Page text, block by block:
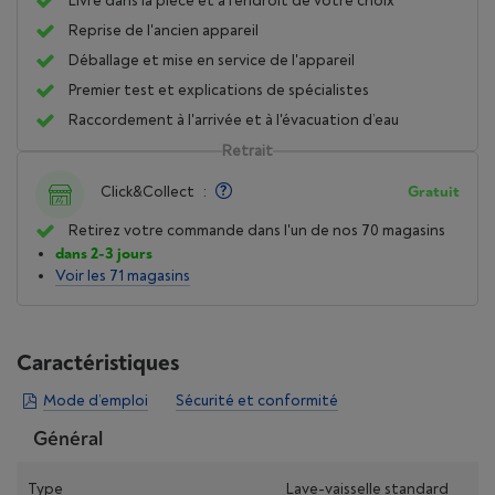
Reprise de l'ancien appareil
Déballage et mise en service de l'appareil
Premier test et explications de spécialistes
Raccordement à l'arrivée et à l'évacuation d’eau
Retrait
Click&Collect : Gratuit
Retirez votre commande dans l'un de nos 70 magasins
dans 2-3 jours
Voir les 71 magasins
Caractéristiques
Mode d’emploi Sécurité et conformité
Général
Type Lave-vaisselle standard